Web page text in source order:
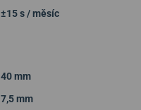
±15 s / měsíc
40 mm
7,5 mm